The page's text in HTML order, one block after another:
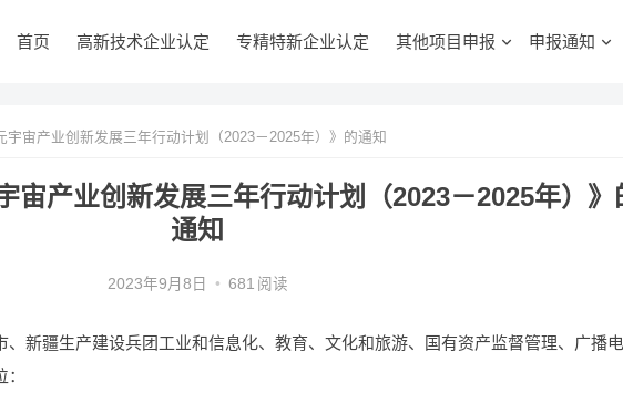
首页 高新技术企业认定 专精特新企业认定 其他项目申报 申报通知
宇宙产业创新发展三年行动计划（2023－2025年）》的通知
宙产业创新发展三年行动计划（2023－2025年）》
通知
2023年9月8日 • 681 阅读
新疆生产建设兵团工业和信息化、教育、文化和旅游、国有资产监督管理、广播